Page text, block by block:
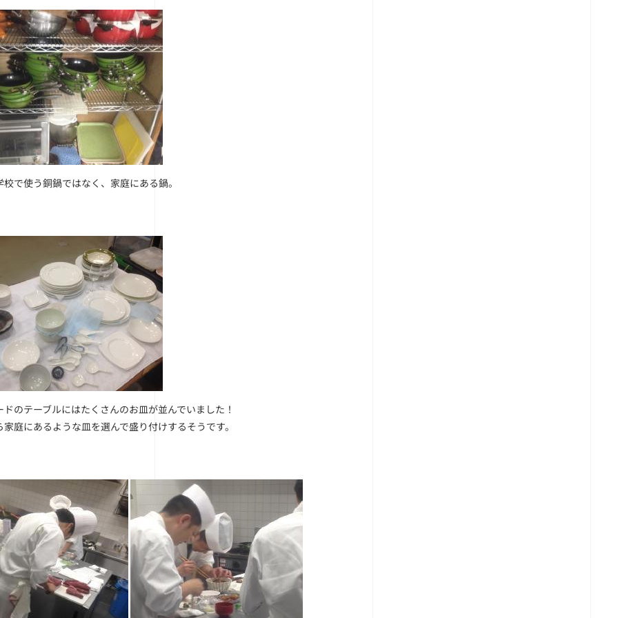
で使う銅鍋ではなく、家庭にある鍋。
のテーブルにはたくさんのお皿が並んでいました！
庭にあるような皿を選んで盛り付けするそうです。